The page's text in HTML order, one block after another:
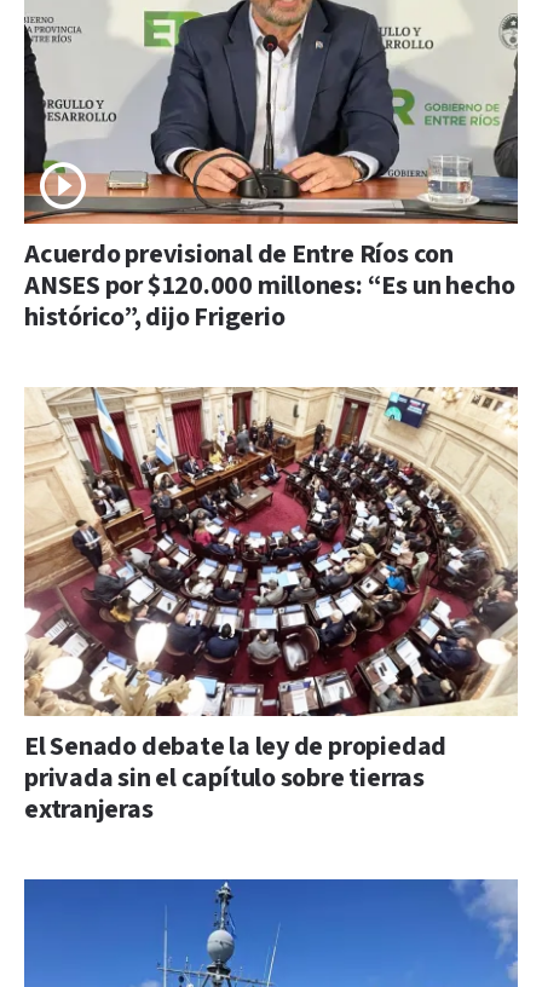
Acuerdo previsional de Entre Ríos con
ANSES por $120.000 millones: “Es un hecho
histórico”, dijo Frigerio
El Senado debate la ley de propiedad
privada sin el capítulo sobre tierras
extranjeras